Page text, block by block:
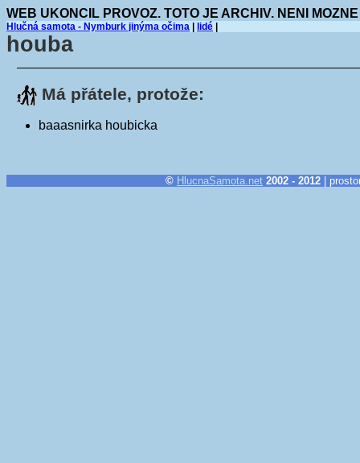
WEB UKONCIL PROVOZ. TOTO JE ARCHIV. NENI
Hlučná samota - Nymburk jinýma očima lidé
houba
Má přátele, protože:
baaasnirka houbicka
© HlucnaSamota.net 2002 - 2012 |